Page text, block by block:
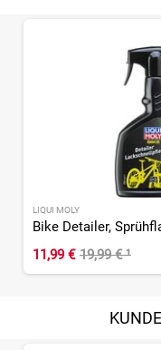
LIQUI MOLY
Bike Detailer,
11,99 € 19,99 €¹